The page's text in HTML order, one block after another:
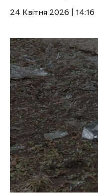
24 Квітня 2026 | 14:16